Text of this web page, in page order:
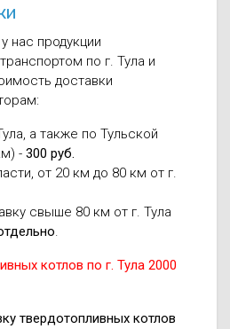
нас продукции
по г. Тула и
доставки
а также по Тульской
- 300 руб.
от 20 км до 80 км от г.
свыше 80 км от г. Тула
.
котлов по г. Тула 2000
твердотопливных котлов